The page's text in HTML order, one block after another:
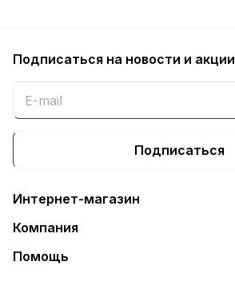
Подписаться на новости и акции
Подписаться
Интернет-магазин
Компания
Помощь